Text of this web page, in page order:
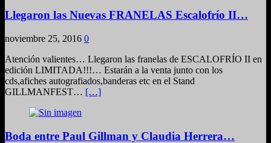
Llegaron las Nuevas FRANELAS Escalofrío II…
noviembre 25, 2016 0
Atención valientes… Llegaron las franelas de ESCALOFRÍO II en
edición LIMITADA!!!… Estarán a la venta junto con los
cds,afiches autografiados,banderas etc en el Stand
GILLMANFEST… […]
Boda entre Paul Gillman y Claudia Herrera…